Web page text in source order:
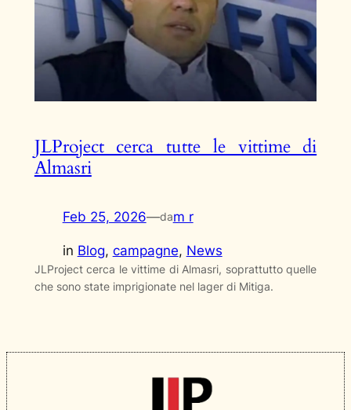
JLProject cerca tutte le vittime di
Almasri
Feb 25, 2026—dam r
in Blog, campagne, News
JLProject cerca le vittime di Almasri, soprattutto quelle
che sono state imprigionate nel lager di Mitiga.